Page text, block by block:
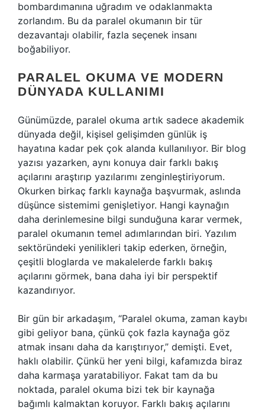
bombardımanına uğradım ve odaklanmakta
zorlandım. Bu da paralel okumanın bir tür
dezavantajı olabilir, fazla seçenek insanı
boğabiliyor.
PARALEL OKUMA VE MODERN
DÜNYADA KULLANIMI
Günümüzde, paralel okuma artık sadece akademik
dünyada değil, kişisel gelişimden günlük iş
hayatına kadar pek çok alanda kullanılıyor. Bir blog
yazısı yazarken, aynı konuya dair farklı bakış
açılarını araştırıp yazılarımı zenginleştiriyorum.
Okurken birkaç farklı kaynağa başvurmak, aslında
düşünce sistemimi genişletiyor. Hangi kaynağın
daha derinlemesine bilgi sunduğuna karar vermek,
paralel okumanın temel adımlarından biri. Yazılım
sektöründeki yenilikleri takip ederken, örneğin,
çeşitli bloglarda ve makalelerde farklı bakış
açılarını görmek, bana daha iyi bir perspektif
kazandırıyor.
Bir gün bir arkadaşım, “Paralel okuma, zaman kaybı
gibi geliyor bana, çünkü çok fazla kaynağa göz
atmak insanı daha da karıştırıyor,” demişti. Evet,
haklı olabilir. Çünkü her yeni bilgi, kafamızda biraz
daha karmaşa yaratabiliyor. Fakat tam da bu
noktada, paralel okuma bizi tek bir kaynağa
bağımlı kalmaktan koruyor. Farklı bakış açılarını